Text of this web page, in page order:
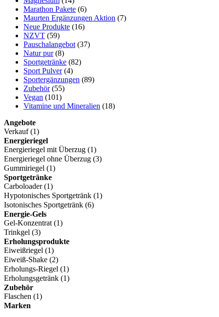
Marathon Pakete (6)
Maurten Ergänzungen Aktion (7)
Neue Produkte (16)
NZVT (59)
Pauschalangebot (37)
Natur pur (8)
Sportgetränke (82)
Sport Pulver (4)
Sportergänzungen (89)
Zubehör (55)
Vegan (101)
Vitamine und Mineralien (18)
Angebote
Verkauf (1)
Energieriegel
Energieriegel mit Überzug (1)
Energieriegel ohne Überzug (3)
Gummiriegel (1)
Sportgetränke
Carboloader (1)
Hypotonisches Sportgetränk (1)
Isotonisches Sportgetränk (6)
Energie-Gels
Gel-Konzentrat (1)
Trinkgel (3)
Erholungsprodukte
Eiweißriegel (1)
Eiweiß-Shake (2)
Erholungs-Riegel (1)
Erholungsgetränk (1)
Zubehör
Flaschen (1)
Marken